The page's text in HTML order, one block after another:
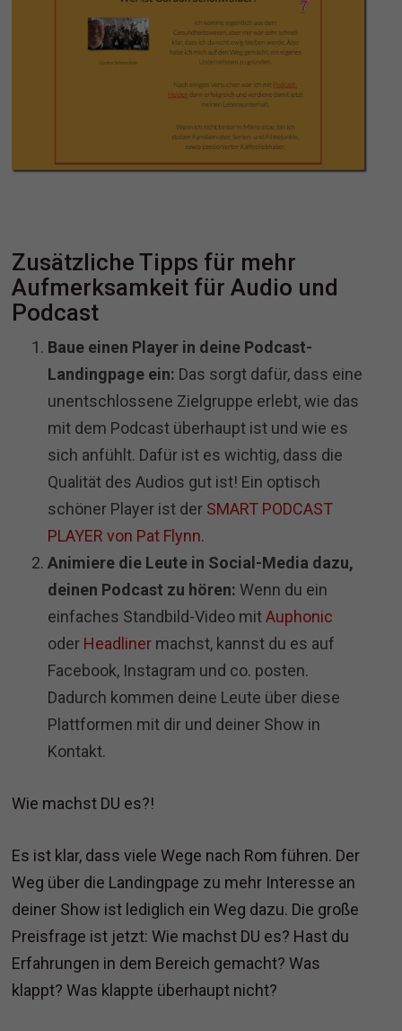
Zusätzliche Tipps für mehr
Aufmerksamkeit für Audio und
Podcast
Baue einen Player in deine Podcast-
Landingpage ein: Das sorgt dafür, dass eine
unentschlossene Zielgruppe erlebt, wie das
mit dem Podcast überhaupt ist und wie es
sich anfühlt. Dafür ist es wichtig, dass die
Qualität des Audios gut ist! Ein optisch
schöner Player ist der SMART PODCAST
PLAYER von Pat Flynn.
Animiere die Leute in Social-Media dazu,
deinen Podcast zu hören:Wenn du ein
einfaches Standbild-Video mitAuphonic
oder Headliner machst, kannst du es auf
Facebook, Instagram und co. posten.
Dadurch kommen deine Leute über diese
Plattformen mit dir und deiner Show in
Kontakt.
Wie machst DU es?!
Es ist klar, dass viele Wege nach Rom führen. Der
Weg über die Landingpage zu mehr Interesse an
deiner Show ist lediglich ein Weg dazu. Die große
Preisfrage ist jetzt: Wie machst DU es? Hast du
Erfahrungen in dem Bereich gemacht? Was
klappt? Was klappte überhaupt nicht?